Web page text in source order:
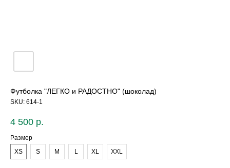
Футболка "ЛЕГКО и РАДОСТНО" (шоколад)
SKU: 614-1
4 500 р.
Размер
XS
S M L XL XXL